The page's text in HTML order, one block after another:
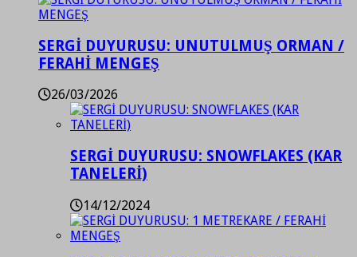
SERGİ DUYURUSU: UNUTULMUŞ ORMAN /
FERAHİ MENGEŞ
26/03/2026
SERGİ DUYURUSU: SNOWFLAKES (KAR
TANELERİ)
14/12/2024